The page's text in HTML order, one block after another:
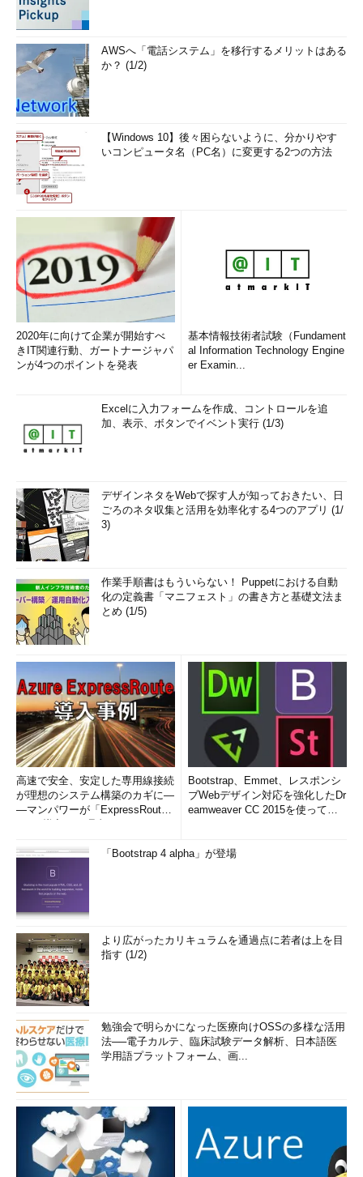
AWSへ「電話システム」を移行するメリットはある
か？ (1/2)
【Windows 10】後々困らないように、分かりやす
いコンピュータ名（PC名）に変更する2つの方法
2020年に向けて企業が開始すべ
きIT関連行動、ガートナージャパ
ンが4つのポイントを発表
基本情報技術者試験（Fundament
al Information Technology Engine
er Examin...
Excelに入力フォームを作成、コントロールを追
加、表示、ボタンでイベント実行 (1/3)
デザインネタをWebで探す人が知っておきたい、日
ごろのネタ収集と活用を効率化する4つのアプリ (1/
3)
作業手順書はもういらない！ Puppetにおける自動
化の定義書「マニフェスト」の書き方と基礎文法ま
とめ (1/5)
高速で安全、安定した専用線接続
が理想のシステム構築のカギに―
―マンパワーが「ExpressRout
Bootstrap、Emmet、レスポンシ
ブWebデザイン対応を強化したDr
eamweaver CC 2015を使って
「Bootstrap 4 alpha」が登場
より広がったカリキュラムを通過点に若者は上を目
指す (1/2)
勉強会で明らかになった医療向けOSSの多様な活用
法──電子カルテ、臨床試験データ解析、日本語医
学用語プラットフォーム、画...